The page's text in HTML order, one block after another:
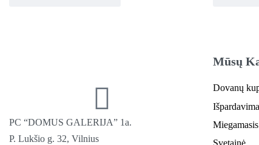
PC “DOMUS GALERIJA” 1a.
P. Lukšio g. 32, Vilnius
Mūsų
Dovanų
Miegamasis
Svetainė